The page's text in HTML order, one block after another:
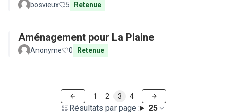
bosvieux 5 Retenue
Aménagement pour La Plaine
Anonyme 0 Retenue
Résultats par page : 25
1 2 3 4